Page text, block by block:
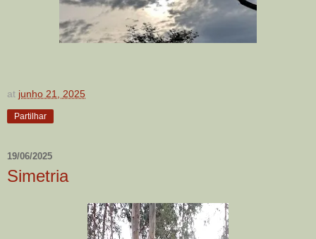
at junho 21, 2025
Partilhar
19/06/2025
Simetria